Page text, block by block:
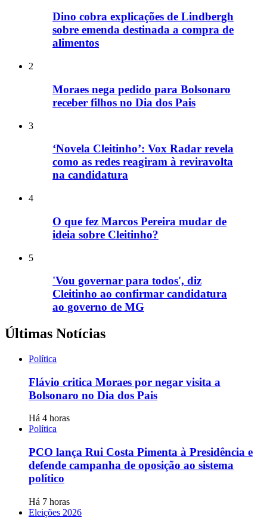
Dino cobra explicações de Lindbergh
sobre emenda destinada a compra de
alimentos
2
Moraes nega pedido para Bolsonaro
receber filhos no Dia dos Pais
3
‘Novela Cleitinho’: Vox Radar revela
como as redes reagiram à reviravolta
na candidatura
4
O que fez Marcos Pereira mudar de
ideia sobre Cleitinho?
5
'Vou governar para todos', diz
Cleitinho ao confirmar candidatura
ao governo de MG
Últimas Notícias
Política
Flávio critica Moraes por negar visita a
Bolsonaro no Dia dos Pais
Há 4 horas
Política
PCO lança Rui Costa Pimenta à Presidência e
defende campanha de oposição ao sistema
político
Há 7 horas
Eleições 2026